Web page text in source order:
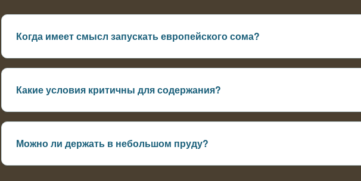
Когда имеет смысл запускать европейского сома?
После формирования кормовой базы, чтобы система сразу работала
Какие условия критичны для содержания?
Глубина от 2 м, укрытия и стабильный уровень кислорода
Можно ли держать в небольшом пруду?